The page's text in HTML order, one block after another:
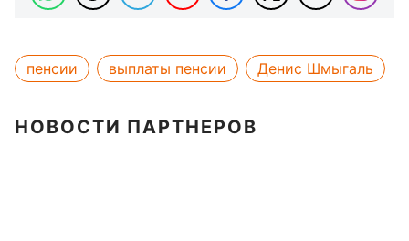
пенсии выплаты пенсии Денис Шмыгаль
НОВОСТИ ПАРТНЕРОВ